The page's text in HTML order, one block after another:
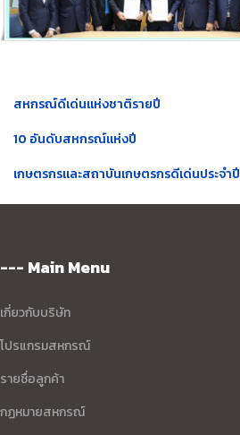
สหกรณ์ดีเด่นแห่งชาติรายปี
10 อันดับสหกรณ์แห่งปี
เกษตรกรและสถาบันเกษตรกรดีเด่นประจำปี
--- Main Menu
เกี่ยวกับบริษัท
โปรแกรมสหกรณ์
รายชื่อลูกค้า
กฏหมายสหกรณ์